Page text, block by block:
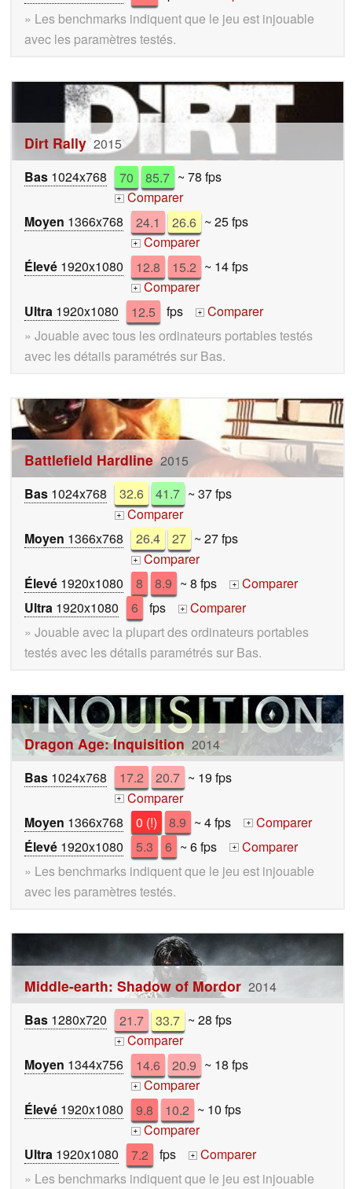
» Les benchmarks indiquent que le jeu est injouable
avec les paramètres testés.
Dirt Rally 2015
Bas 1024x768 70 85.7 ~ 78 fps
+ Comparer
Moyen 1366x768 24.1 26.6 ~ 25 fps
+ Comparer
Élevé 1920x1080 12.8 15.2 ~ 14 fps
+ Comparer
Ultra 1920x1080 12.5 fps +
Comparer
» Jouable avec tous les ordinateurs portables testés
avec les détails paramétrés sur Bas.
Battlefield Hardline 2015
Bas 1024x768 32.6 41.7 ~ 37 fps
+ Comparer
Moyen 1366x768 26.4 27 ~ 27 fps
+ Comparer
Élevé 1920x1080 8 8.9 ~ 8 fps + Comparer
Ultra 1920x1080 6 fps +
Comparer
» Jouable avec la plupart des ordinateurs portables
testés avec les détails paramétrés sur Bas.
Dragon Age: Inquisition 2014
Bas 1024x768 17.2 20.7 ~ 19 fps
+ Comparer
Moyen 1366x768 0 (!) 8.9 ~ 4 fps + Comparer
Élevé 1920x1080 5.3 6 ~ 6 fps + Comparer
» Les benchmarks indiquent que le jeu est injouable
avec les paramètres testés.
Middle-earth: Shadow of Mordor 2014
Bas 1280x720 21.7 33.7 ~ 28 fps
+ Comparer
Moyen 1344x756 14.6 20.9 ~ 18 fps
+ Comparer
Élevé 1920x1080 9.8 10.2 ~ 10 fps
+ Comparer
Ultra 1920x1080 7.2 fps +
Comparer
» Les benchmarks indiquent que le jeu est injouable